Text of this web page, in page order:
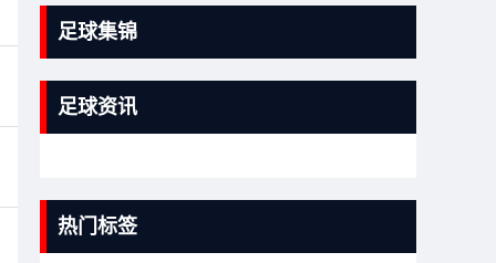
足球集锦
足球资讯
热门标签